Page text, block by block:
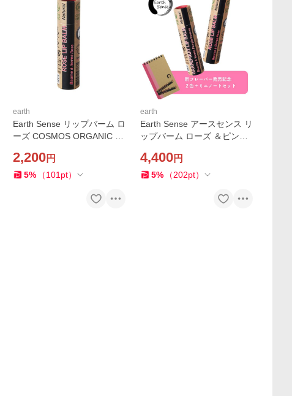
earth
Earth Sense リップバーム ロ
ーズ COSMOS ORGANIC 認
スセンス オーガニック サス
テナブル コスメ
2,200円
5% （101 pt）
earth
Earth Sense アースセンス リ
ップバーム ローズ ＆ピンク
オリジナルミニノート付き！
4,400円
5% （202pt）